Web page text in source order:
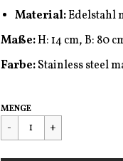
Material:Edelstahl
Maße:H: 14 cm, B: 80
Farbe:Stainless steel
Regulärer
€154,00
MENGE